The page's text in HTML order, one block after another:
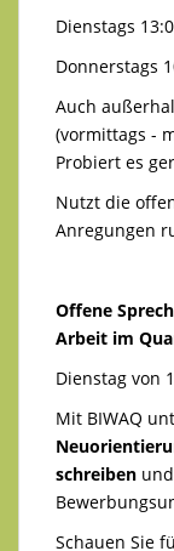
Dienstags
Donnerstags
Auch
(vormittags -
Probiert es
Nutzt die
Anregungen
Offene
Arbeit im
Dienstag von
Mit BIWAQ
schreiben
Schauen Sie